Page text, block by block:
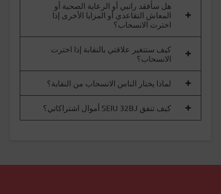
هل سأفقد راتبي أو الرعاية الصحية أو
المعاش التقاعدي أو المزايا الأخرى إذا
اخترت الانسحاب؟
كيف ستتغير علاقتي بالنقابة إذا اخترت
الانسحاب؟
لماذا يختار الناس الانسحاب من النقابة؟
كيف تنفق SEIU 32BJ أموال اشتراكاتي؟